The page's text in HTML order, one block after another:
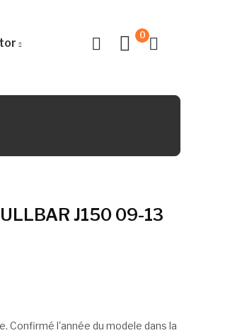
0
J150 09-13
Confirmé l'année du modele dans la